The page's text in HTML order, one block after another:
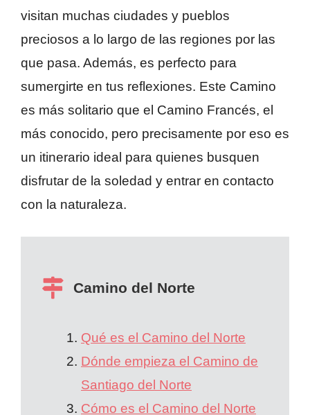
visitan muchas ciudades y pueblos
preciosos a lo largo de las regiones por las
que pasa. Además, es perfecto para
sumergirte en tus reflexiones. Este Camino
es más solitario que el Camino Francés, el
más conocido, pero precisamente por eso es
un itinerario ideal para quienes busquen
disfrutar de la soledad y entrar en contacto
con la naturaleza.
Camino del Norte
Qué es el Camino del Norte
Dónde empieza el Camino de
Santiago del Norte
Cómo es el Camino del Norte